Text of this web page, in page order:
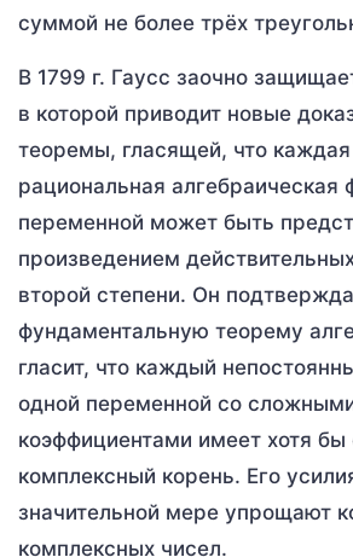
суммой не более трёх
В 1799 г. Гаусс заочно
в которой приводит новые
теоремы, гласящей, что
рациональная алгебраическая
переменной может быть
произведением
второй степени. Он
фундаментальную теорему
гласит, что каждый
одной переменной со
коэффициентами имеет хотя бы
комплексный корень. Его
значительной мере упрощают
комплексных чисел.